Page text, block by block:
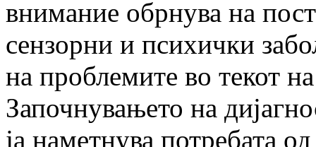
внимание обрнува на
сензорни и психички
на пробле­мите во текот
Започнувањето на
ја наметнува потребата